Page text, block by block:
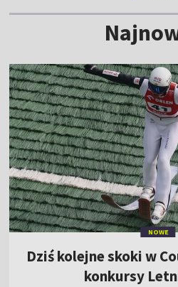
NOWE
Dziś kolejne skoki w
konkursy